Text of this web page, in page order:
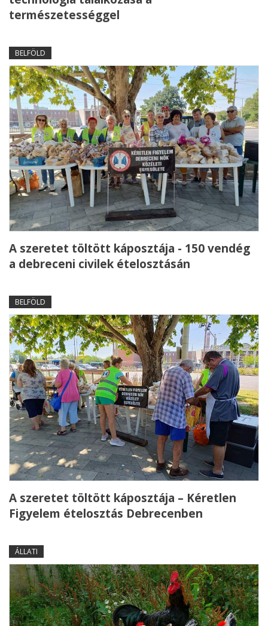
természetességgel
BELFÖLD
A szeretet töltött káposztája - 150 vendég
a debreceni civilek ételosztásán
BELFÖLD
A szeretet töltött káposztája – Kéretlen
Figyelem ételosztás Debrecenben
ÁLLATI